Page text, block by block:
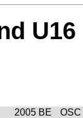
U16
2005 BE